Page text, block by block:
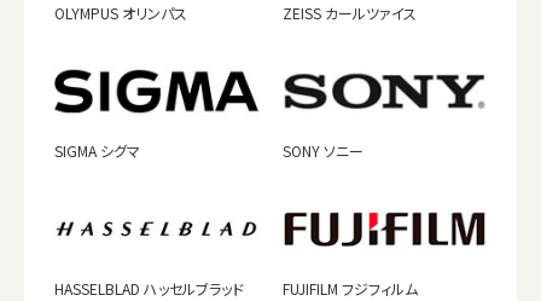
OLYMPUS オリンパス ZEISS カールツァイス
SIGMA シグマ SONY ソニー
HASSELBLAD ハッセルブラッド FUJIFILM フジフィルム